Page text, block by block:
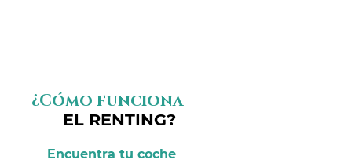
¿Cómo funciona
EL RENTING?
Encuentra tu coche